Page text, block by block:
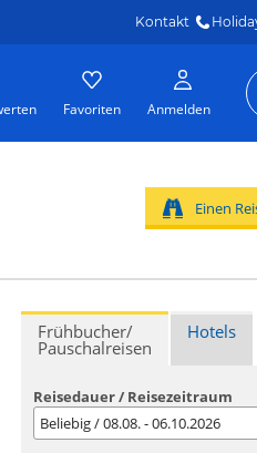
Kontakt
Favoriten Anmelden
Einen
Frühbucher/
Pauschalreisen
Hotels
Reisedauer / Reisezeitraum
Beliebig / 08.08. - 06.10.2026